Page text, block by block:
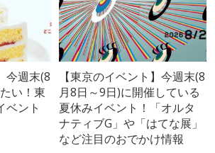
今週末(8
い！東
ベント
【東京のイベント】今週末(8
月8日～9日)に開催している
夏休みイベント！「オルタ
ナティブG」や「はてな展」
など注目のおでかけ情報